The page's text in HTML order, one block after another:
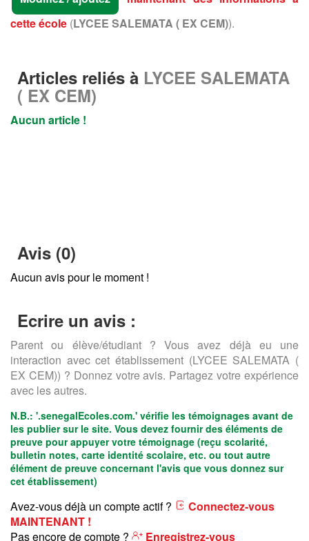
cette école (LYCEE SALEMATA ( EX CEM)).
Articles reliés à LYCEE SALEMATA
( EX CEM)
Aucun article !
Avis (0)
Aucun avis pour le moment !
Ecrire un avis :
Parent ou élève/étudiant ? Vous avez déjà eu une
interaction avec cet établissement (LYCEE SALEMATA (
EX CEM)) ? Donnez votre avis. Partagez votre expérience
avec les autres.
N.B.: '.senegalEcoles.com.' vérifie les témoignages avant de
les publier sur le site. Vous devez fournir des éléments de
preuve pour appuyer votre témoignage (reçu scolarité,
bulletin notes, carte identité scolaire, etc. ou tout autre
élément de preuve concernant l'avis que vous donnez sur
cet établissement)
Avez-vous déjà un compte actif ?
Connectez-vous
MAINTENANT !
Pas encore de compte ?
Enregistrez-vous